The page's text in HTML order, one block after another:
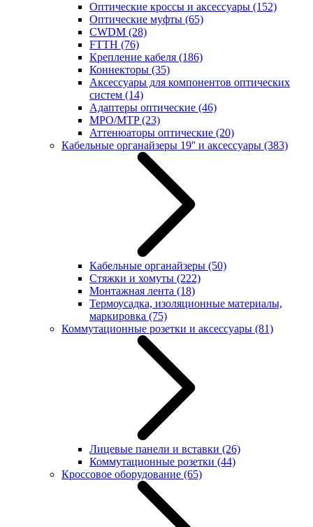
Оптические кроссы и аксессуары (152)
Оптические муфты (65)
CWDM (28)
FTTH (76)
Крепление кабеля (186)
Коннекторы (35)
Аксессуары для компонентов оптических
систем (14)
Адаптеры оптические (46)
MPO/MTP(23)
Аттенюаторы оптические (20)
Кабельные органайзеры 19'' и аксессуары (383)
Кабельные органайзеры (50)
Стяжки и хомуты (222)
Монтажная лента (18)
Термоусадка, изоляционные материалы,
маркировка (75)
Коммутационные розетки и аксессуары (81)
Лицевые панели и вставки (26)
Коммутационные розетки (44)
Кроссовое оборудование (65)